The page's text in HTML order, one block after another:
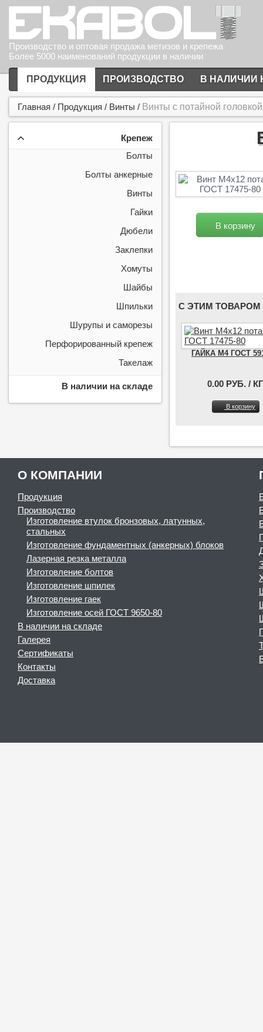
Производство и оптовая продажа метизов и крепежа
Более 5000 наименований продукции в наличии
ПРОДУКЦИЯ ПРОИЗВОДСТВО В НАЛИЧИИ
Главная / Продукция / Винты / Винты c потайной
Крепеж
Болты
Болты анкерные
Винты
Гайки
Дюбели
Заклепки
Хомуты
Шайбы
Шпильки
Шурупы и саморезы
Перфорированный крепеж
Такелаж
В наличии на складе
В корзину
С ЭТИМ
ГАЙКА М4 ГОСТ
0.00 РУБ. /
В корзину
О КОМПАНИИ
Продукция
Производство
Изготовление втулок бронзовых, латунных,
стальных
Изготовление фундаментных (анкерных) блоков
Лазерная резка металла
Изготовление болтов
Изготовление шпилек
Изготовление гаек
Изготовление осей ГОСТ 9650-80
В наличии на складе
Галерея
Сертификаты
Контакты
Доставка